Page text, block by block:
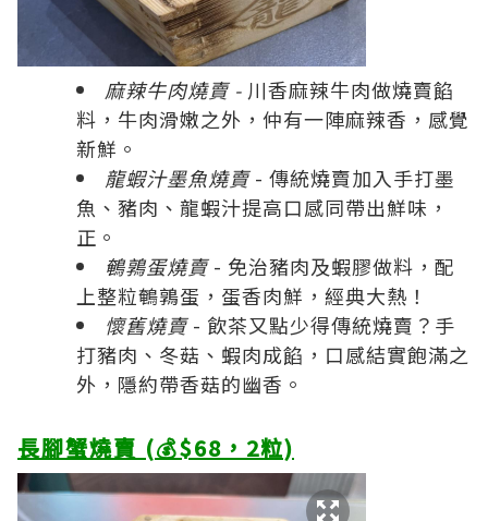
麻辣牛肉燒賣 - 川香麻辣牛肉做燒賣餡
料，牛肉滑嫩之外，仲有一陣麻辣香，感覺
新鮮。
龍蝦汁墨魚燒賣- 傳統燒賣加入手打墨
魚、豬肉、龍蝦汁提高口感同帶出鮮味，
正。
鵪鶉蛋燒賣- 免治豬肉及蝦膠做料，配
上整粒鵪鶉蛋，蛋香肉鮮，經典大熱！
懷舊燒賣- 飲茶又點少得傳統燒賣？手
打豬肉、冬菇、蝦肉成餡，口感結實飽滿之
外，隱約帶香菇的幽香。
長腳蟹燒賣 (💰$68，2粒)